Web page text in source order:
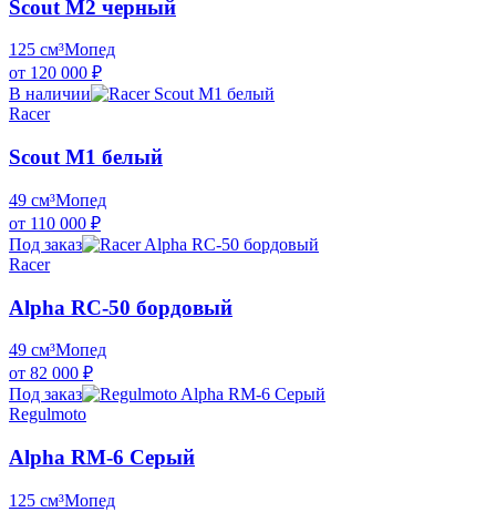
Scout M2 черный
125 см³Мопед
от 120 000 ₽
В наличии
Racer
Scout M1 белый
49 см³Мопед
от 110 000 ₽
Под заказ
Racer
Alpha RC-50 бордовый
49 см³Мопед
от 82 000 ₽
Под заказ
Regulmoto
Alpha RM-6 Серый
125 см³Мопед